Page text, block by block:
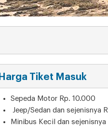
Harga Tiket Masuk
Sepeda Motor Rp. 10.000
Jeep/Sedan dan sejenisnya
Minibus Kecil dan